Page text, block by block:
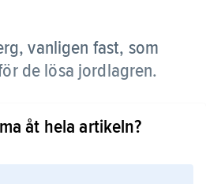
vanligen fast, som
de lösa jordlagren.
åt hela artikeln?